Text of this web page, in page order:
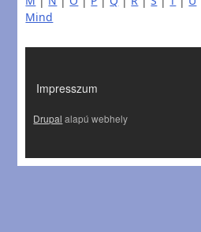
Mind
Impresszum
Drupal alapú webhely